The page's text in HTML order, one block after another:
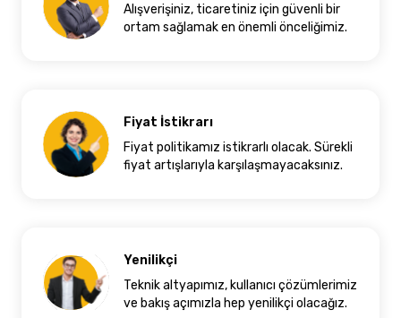
Alışverişiniz, ticaretiniz için güvenli bir
ortam sağlamak en önemli önceliğimiz.
Fiyat İstikrarı
Fiyat politikamız istikrarlı olacak. Sürekli
fiyat artışlarıyla karşılaşmayacaksınız.
Yenilikçi
Teknik altyapımız, kullanıcı çözümlerimiz
ve bakış açımızla hep yenilikçi olacağız.